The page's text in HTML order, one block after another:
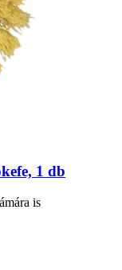
1 db
is